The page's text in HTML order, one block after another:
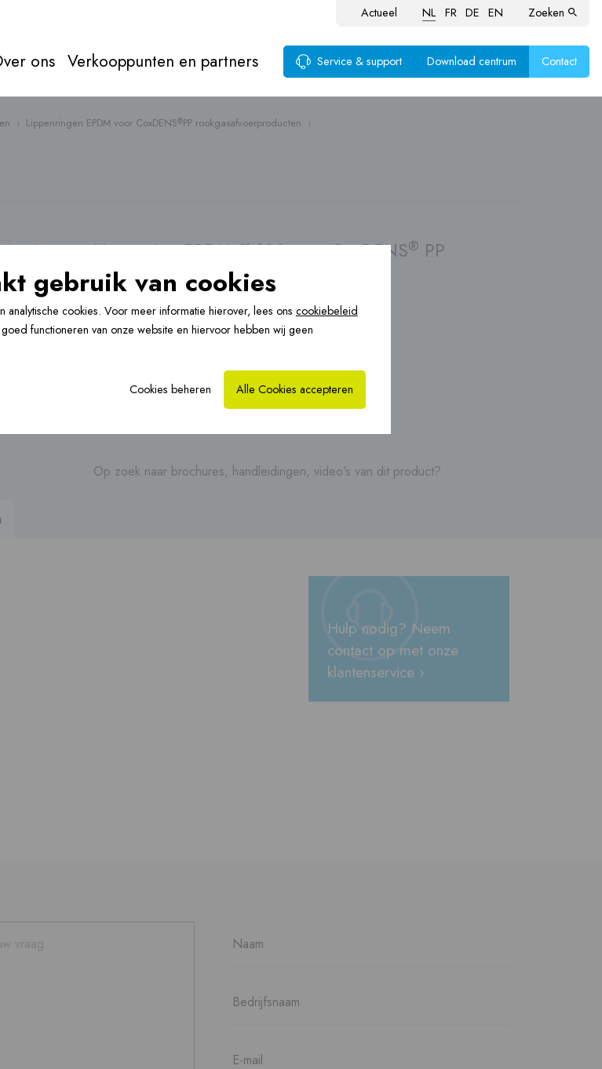
Actueel NL FR DE EN Zoeken
Hybride oplossingen
›
ons Verkooppunten en partners Service & support Download centrum Contact
› Lippenringen EPDM voor CoxDENS®PP rookgasafvoerproducten ›
Lippenring EPDM Ø 100 voor CoxDENS® PP
rookgasafvoerproducten
1 variant(en) verkrijgbaar
Op zoek naar brochures, handleidingen, video's van dit product?
Hulp nodig? Neem
contact op met onze
klantenservice ›
gebruik van cookies
analytische cookies. Voor meer informatie hierover, lees ons cookiebeleid
functioneren van onze website en hiervoor hebben wij geen
Cookies beheren Alle Cookies accepteren